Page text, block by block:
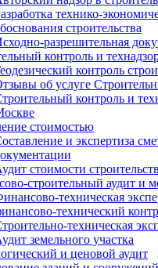
технико-
строительства
разрешительная
контроль и
контроль
об услуге
контроль и
стоимостью
и экспертиза
стоимости
строительный аудит и
техническая
технический
техническая
земельного участка
и ценовой аудит